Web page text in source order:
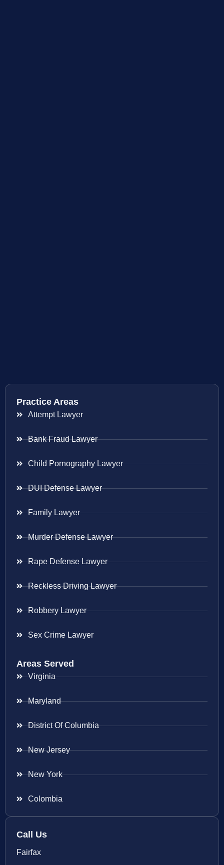
Practice Areas
Attempt Lawyer
Bank Fraud Lawyer
Child Pornography Lawyer
DUI Defense Lawyer
Family Lawyer
Murder Defense Lawyer
Rape Defense Lawyer
Reckless Driving Lawyer
Robbery Lawyer
Sex Crime Lawyer
Areas Served
Virginia
Maryland
District Of Columbia
New Jersey
New York
Colombia
Call Us
Fairfax